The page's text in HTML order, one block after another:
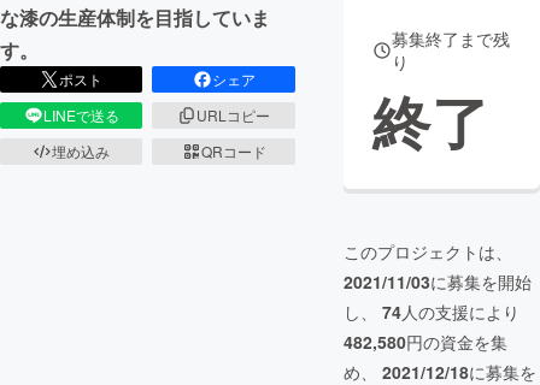
な漆の生産体制を目指していま
す。
ポスト
シェア
LINEで送る
URLコピー
埋め込み
QRコード
募集終了まで残
り
終了
このプロジェクトは、
2021/11/03に募集を開始
し、 74人の支援により
482,580円の資金を集
め、 2021/12/18に募集を